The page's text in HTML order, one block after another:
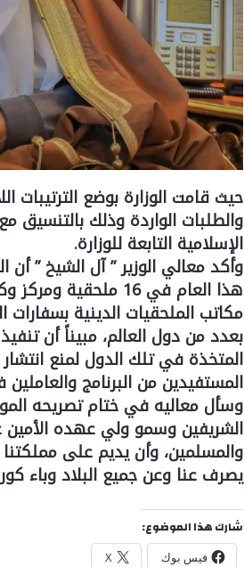
حيث قامت الوزارة بوضع الترتيبات
والطلبات الواردة وذلك بالتنسيق
الإسلامية التابعة للوزارة.
وأكد معالي الوزير ” آل الشيخ ” أن
هذا العام في 16
مكاتب الملحقيات الدينية بسفارات
بعدد من دول العالم، مبيناً أن
المتخذة في تلك الدول لمنع
المستفيدين من البرنامج والعاملين
وسأل معاليه في ختام تصريحه
الشريفين وسمو ولي عهده
والمسلمين، وأن يديم على مملكتنا
يصرف عنا وعن جميع البلاد وباء
شارك هذا الموضوع:
فيس بوك X